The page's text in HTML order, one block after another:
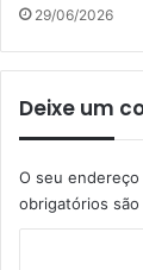
29/06/2026
Deixe um
O seu
obrigatórios